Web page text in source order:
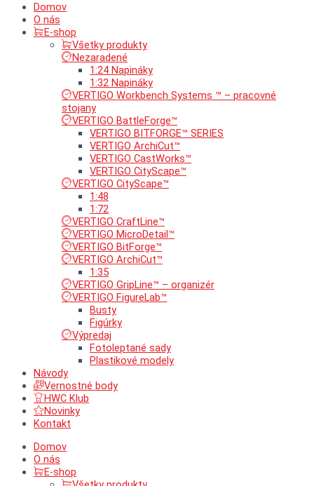
Domov
O nás
E-shop
Všetky produkty
Nezaradené
1:24 Napináky
1:32 Napináky
VERTIGO Workbench Systems ™ – pracovné
stojany
VERTIGO BattleForge™
VERTIGO BITFORGE™ SERIES
VERTIGO ArchiCut™
VERTIGO CastWorks™
VERTIGO CityScape™
VERTIGO CityScape™
1:48
1:72
VERTIGO CraftLine™
VERTIGO MicroDetail™
VERTIGO BitForge™
VERTIGO ArchiCut™
1:35
VERTIGO GripLine™ – organizér
VERTIGO FigureLab™
Busty
Figúrky
Výpredaj
Fotoleptané sady
Plastikové modely
Návody
Vernostné body
HWC Klub
Novinky
Kontakt
Domov
O nás
E-shop